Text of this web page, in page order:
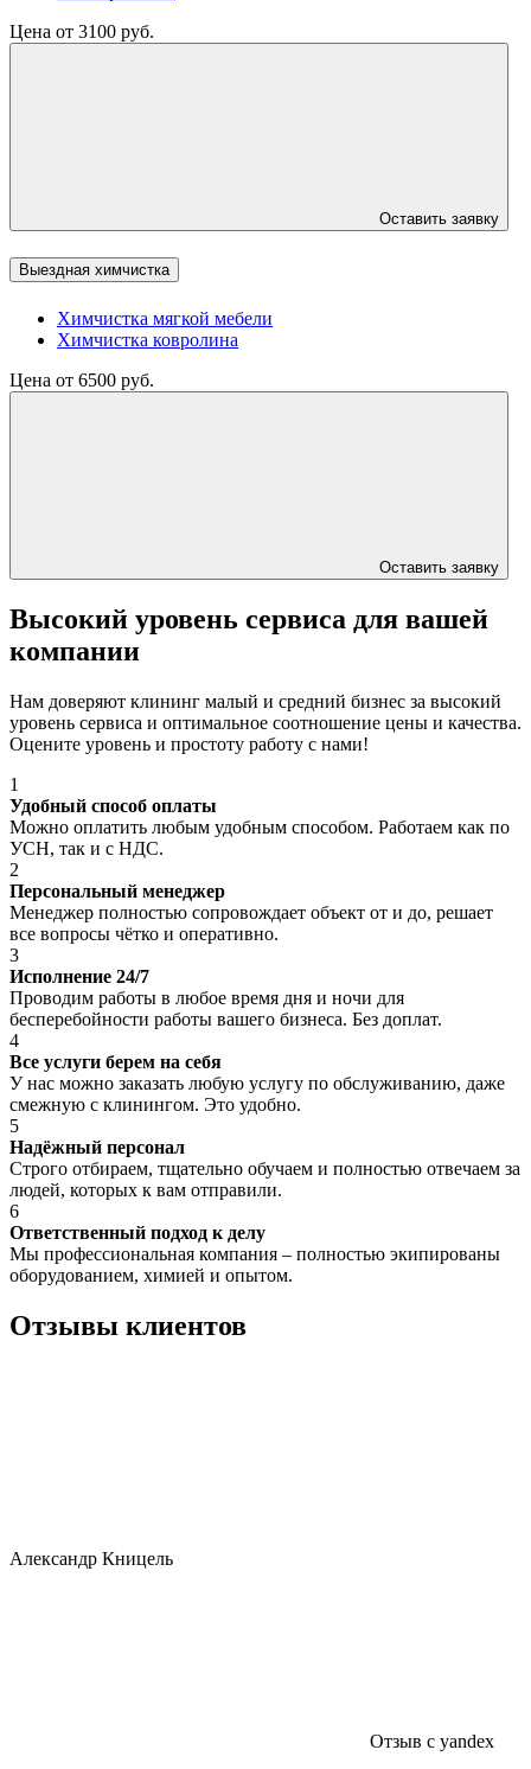
Цена от 3100 руб.
Оставить заявку
Выездная химчистка
Химчистка мягкой мебели
Химчистка ковролина
Цена от 6500 руб.
Оставить заявку
Высокий уровень сервиса для вашей
компании
Нам доверяют клининг малый и средний бизнес за высокий
уровень сервиса и оптимальное соотношение цены и качества.
Оцените уровень и простоту работу с нами!
1
Удобный способ оплаты
Можно оплатить любым удобным способом. Работаем как по
УСН, так и с НДС.
2
Персональный менеджер
Менеджер полностью сопровождает объект от и до, решает
все вопросы чётко и оперативно.
3
Исполнение 24/7
Проводим работы в любое время дня и ночи для
бесперебойности работы вашего бизнеса. Без доплат.
4
Все услуги берем на себя
У нас можно заказать любую услугу по обслуживанию, даже
смежную с клинингом. Это удобно.
5
Надёжный персонал
Строго отбираем, тщательно обучаем и полностью отвечаем за
людей, которых к вам отправили.
6
Ответственный подход к делу
Мы профессиональная компания – полностью экипированы
оборудованием, химией и опытом.
Отзывы клиентов
Александр Кницель
Отзыв с yandex